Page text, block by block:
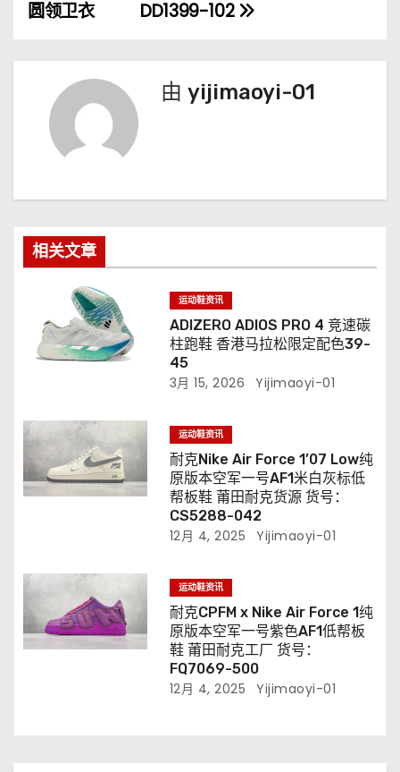
导
航
DD1399-102
圆领卫衣
由 yijimaoyi-01
相关文章
运动鞋资讯
ADIZERO ADIOS PRO 4 竞速碳
柱跑鞋 香港马拉松限定配色39-
45
3月 15, 2026 Yijimaoyi-01
运动鞋资讯
耐克Nike Air Force 1’07 Low纯
原版本空军一号AF1米白灰标低
帮板鞋 莆田耐克货源 货号：
CS5288-042
12月 4, 2025 Yijimaoyi-01
运动鞋资讯
耐克CPFM x Nike Air Force 1纯
原版本空军一号紫色AF1低帮板
鞋 莆田耐克工厂 货号：
FQ7069-500
12月 4, 2025 Yijimaoyi-01